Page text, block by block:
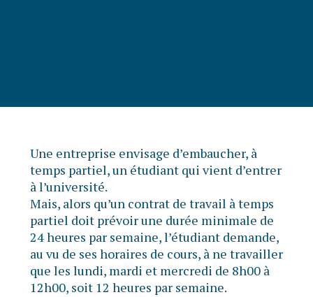
Une entreprise envisage d’embaucher, à
temps partiel, un étudiant qui vient d’entrer
à l’université.
Mais, alors qu’un contrat de travail à temps
partiel doit prévoir une durée minimale de
24 heures par semaine, l’étudiant demande,
au vu de ses horaires de cours, à ne travailler
que les lundi, mardi et mercredi de 8h00 à
12h00, soit 12 heures par semaine.